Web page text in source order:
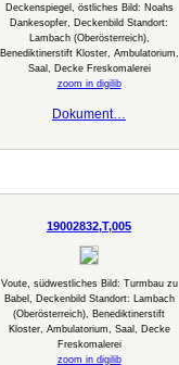
Deckenspiegel, östliches Bild: Noahs
Dankesopfer, Deckenbild Standort:
Lambach (Oberösterreich),
Benediktinerstift Kloster, Ambulatorium,
Saal, Decke Freskomalerei
zoom in digilib
Dokument…
19002832,T,005
Voute, südwestliches Bild: Turmbau zu
Babel, Deckenbild Standort: Lambach
(Oberösterreich), Benediktinerstift
Kloster, Ambulatorium, Saal, Decke
Freskomalerei
zoom in digilib